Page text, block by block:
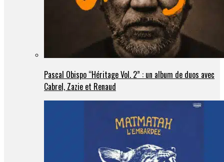
Pascal Obispo “Héritage Vol. 2” : un album de duos avec
Cabrel, Zazie et Renaud